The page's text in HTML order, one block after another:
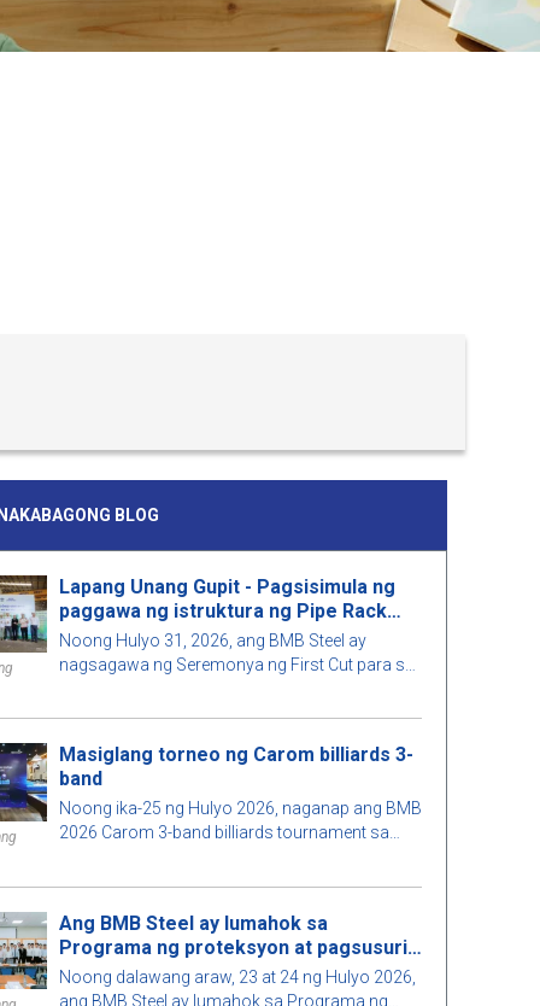
BLOG
Lapang Unang Gupit - Pagsisimula ng
paggawa ng istruktura ng Pipe Rack
para sa kontrata T08, proyekto ng Long
Phú 1 Power Plant
Noong Hulyo 31, 2026, ang BMB Steel ay
nagsagawa ng Seremonya ng First Cut para sa
Masiglang torneo ng Carom billiards 3-
band
Noong ika-25 ng Hulyo 2026, naganap ang BMB
2026 Carom 3-band billiards tournament sa
Ang BMB Steel ay lumahok sa
Programa ng proteksyon at pagsusuri
ng mga proyekto ng pagtatapos sa
2026.
Noong dalawang araw, 23 at 24 ng Hulyo 2026,
ang BMB Steel ay lumahok sa Programa ng